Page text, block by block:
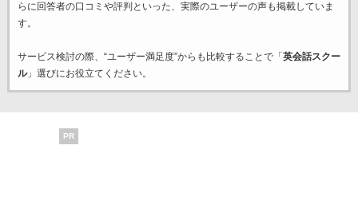
らに回答者の口コミや評判といった、実際のユーザーの声も掲載していま
す。
サービス検討の際、“ユーザー満足度”からも比較することで「 英会話スクー
ル」選びにお役立てください。
PR